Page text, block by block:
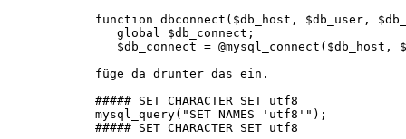
function dbconnect($db_host, $db_user,
global $db_connect;
$db_connect = @mysql_connect($db_host,
füge da drunter das ein.
##### SET CHARACTER SET utf8
mysql_query("SET NAMES 'utf8'");
##### SET CHARACTER SET utf8